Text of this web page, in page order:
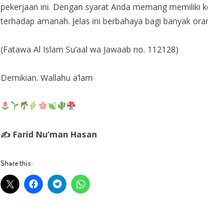
pekerjaan ini. Dengan syarat Anda memang memiliki
terhadap amanah. Jelas ini berbahaya bagi banyak
(Fatawa Al Islam Su’aal wa Jawaab no. 112128)
Demikian. Wallahu a’lam
✍ Farid Nu’man Hasan
Share this: